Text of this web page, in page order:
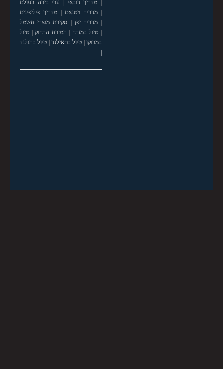
מדריך דובאי
ערי בירה בעולם
|מדריך ויטנאם
מדריך פיליפינים
|מדריך יפן
סקירת מוצרי חשמל
טיול במזרח המזרח הרחוק| טיול
במרוקו| טיול בתאילנד| טיול בהולנד